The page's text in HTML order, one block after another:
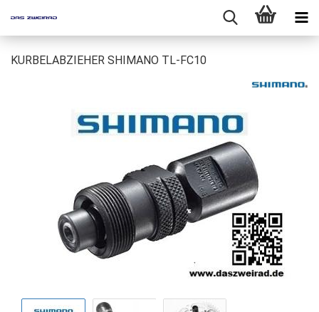
KURBELABZIEHER SHIMANO TL-FC10